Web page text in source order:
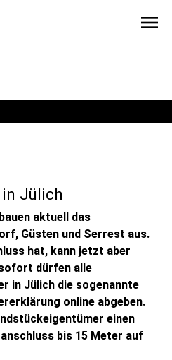
menu
in Jülich
aktuell das
Güsten und Serrest aus.
hat, kann jetzt aber
dürfen alle
in Jülich die sogenannte
online abgeben.
einen
bis 15 Meter auf